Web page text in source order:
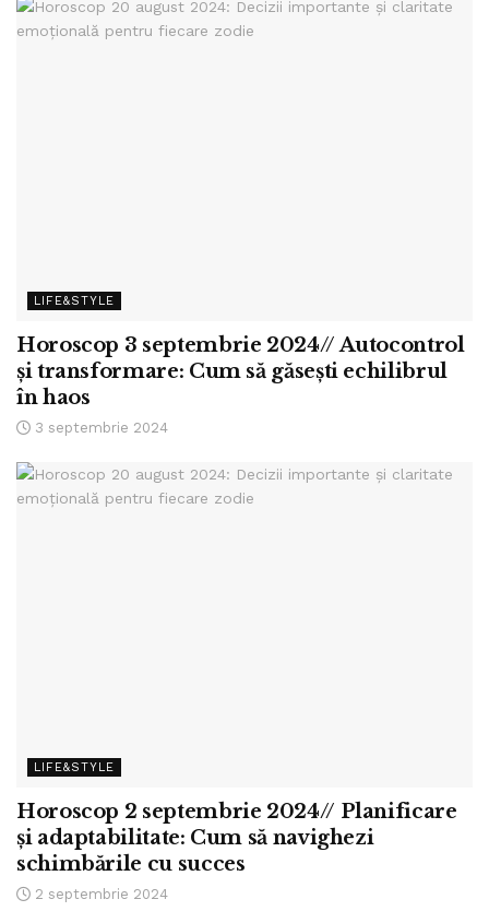
LIFE&STYLE
Horoscop 3 septembrie 2024// Autocontrol
și transformare: Cum să găsești echilibrul
în haos
3 septembrie 2024
LIFE&STYLE
Horoscop 2 septembrie 2024// Planificare
și adaptabilitate: Cum să navighezi
schimbările cu succes
2 septembrie 2024